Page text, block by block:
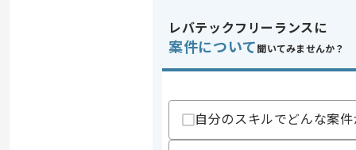
レバテックフリーランスに
案件について 聞いてみませんか？
自分のスキルでどんな案